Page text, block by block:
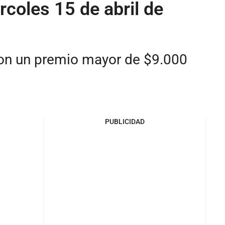
15 de abril de
un premio mayor de $9.000
PUBLICIDAD